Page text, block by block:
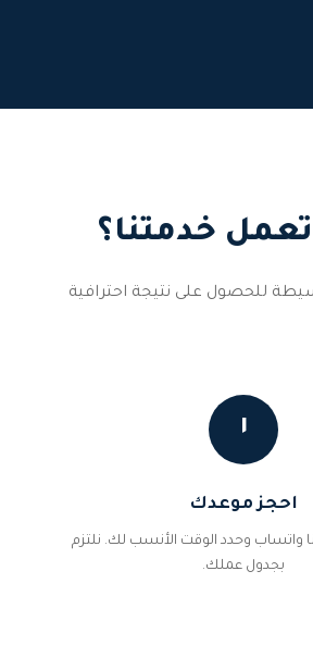
خدمتنا؟
للحصول على نتيجة احترافية
١
احجز موعدك
واتساب وحدد الوقت الأنسب لك. نلتزم
بجدول عملك.